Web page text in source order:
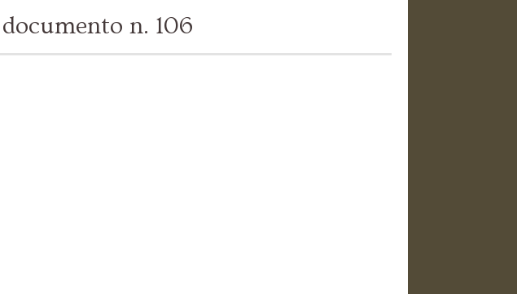
n. 106